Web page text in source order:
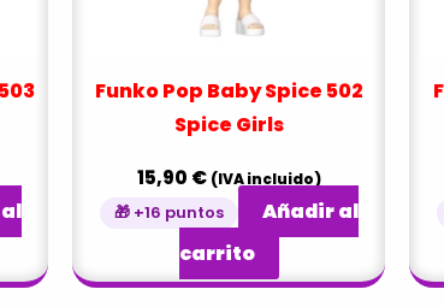
Funko Pop Baby Spice 502
Spice Girls
15,90 € (IVA incluido)
🎁 +16 puntos
Añadir al
carrito